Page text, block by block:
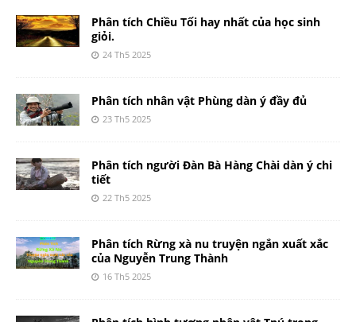
Phân tích Chiều Tối hay nhất của học sinh
giỏi.
24 Th5 2025
Phân tích nhân vật Phùng dàn ý đầy đủ
23 Th5 2025
Phân tích người Đàn Bà Hàng Chài dàn ý chi
tiết
22 Th5 2025
Phân tích Rừng xà nu truyện ngắn xuất xắc
của Nguyễn Trung Thành
16 Th5 2025